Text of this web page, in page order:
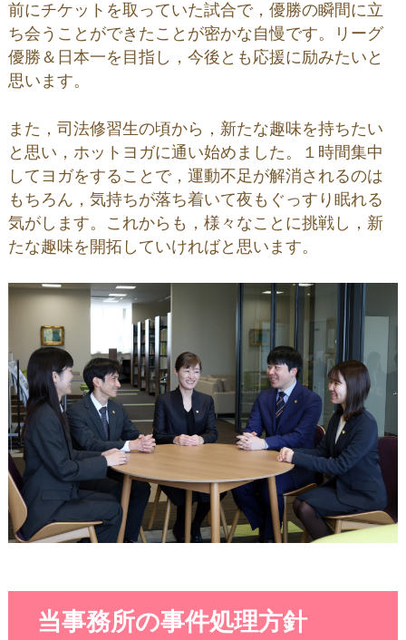
前にチケットを取っていた試合で，優勝の瞬間に立
ち会うことができたことが密かな自慢です。リーグ
優勝＆日本一を目指し，今後とも応援に励みたいと
思います。
また，司法修習生の頃から，新たな趣味を持ちたい
と思い，ホットヨガに通い始めました。１時間集中
してヨガをすることで，運動不足が解消されるのは
もちろん，気持ちが落ち着いて夜もぐっすり眠れる
気がします。これからも，様々なことに挑戦し，新
たな趣味を開拓していければと思います。
当事務所の事件処理方針